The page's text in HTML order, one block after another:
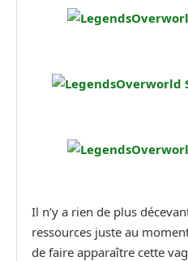
Il n’y a rien de plus
ressources juste au
de faire apparaître cette